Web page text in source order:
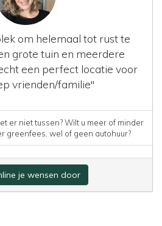
om helemaal tot rust te
grote tuin en meerdere
een perfect locatie voor
vrienden/familie"
er niet tussen? Wilt u meer of minder
greenfees, wel of geen autohuur?
je wensen door